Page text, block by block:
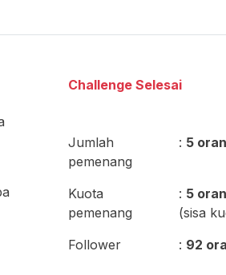
Challenge Selesai
Jumlah
pemenang
: 5
Kuota
pemenang
: 5
(sisa
Follower
: 92